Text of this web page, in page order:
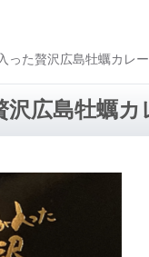
った贅沢広島牡蠣カレー
広島牡蠣カ